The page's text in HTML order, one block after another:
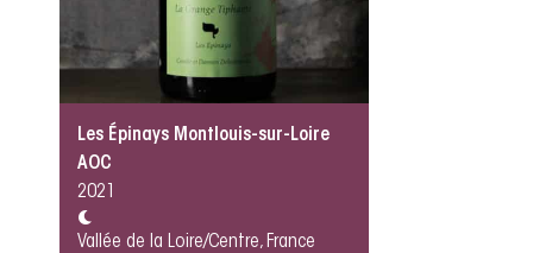
Les Épinays Montlouis-sur-Loire
AOC
2021
Vallée de la Loire/Centre, France